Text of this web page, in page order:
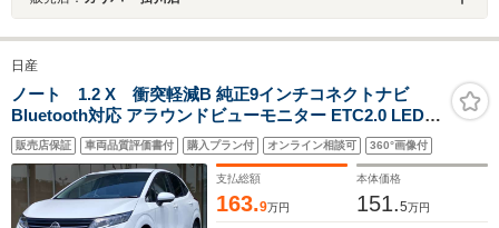
日産
ノート 1.2 X 衝突軽減B 純正9インチコネクトナビ
Bluetooth対応 アラウンドビューモニター ETC2.0 LEDヘ
ッドライト スマートキー プッシュスタート 電子パーキン
グ 電動格納ミラー オートエアコン
販売店保証 車両品質評価書付 購入プラン付 オンライン相談可 360°画像付
支払総額
163.9万円
本体価格
151.5万円